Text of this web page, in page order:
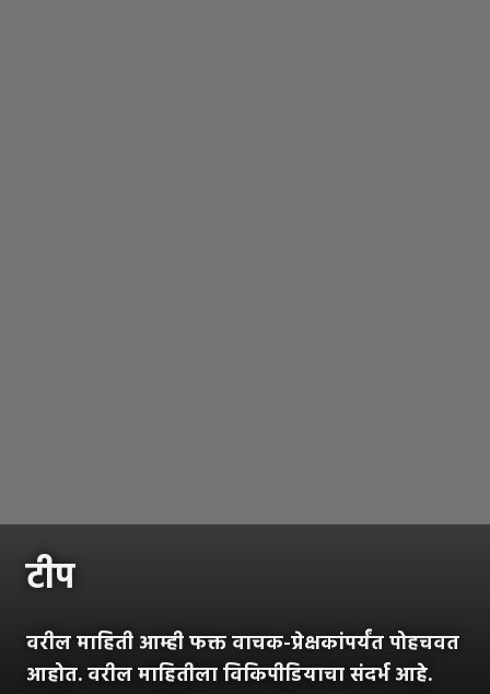
टीप
वरील माहिती आम्ही फक्त वाचक-प्रेक्षकांपर्यंत पोहचवत
आहोत. वरील माहितीला विकिपीडियाचा संदर्भ आहे.